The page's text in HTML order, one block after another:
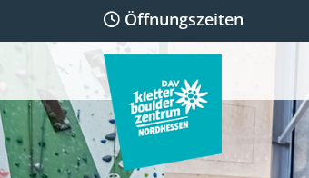
Öffnungszeiten